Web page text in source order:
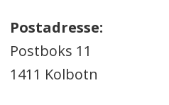
Postadresse:
Postboks 11
1411 Kolbotn